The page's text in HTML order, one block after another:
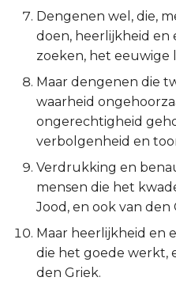
Esther
Psalmen
Prediker
Dengenen wel, die,
doen, heerlijkheid en
zoeken, het eeuwige
Maar dengenen die
waarheid
ongerechtigheid
verbolgenheid en
Verdrukking en
mensen die het
Jood, en ook van den
Maar heerlijkheid en
die het goede werkt,
den Griek.